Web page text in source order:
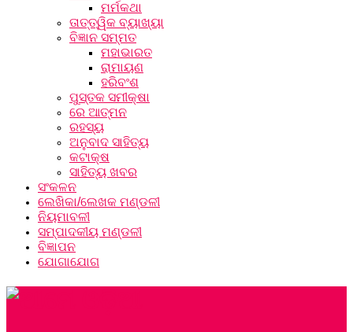
ମର୍ମକଥା
ତାତ୍ତ୍ୱିକ ବ୍ୟାଖ୍ୟା
ବିଜ୍ଞାନ ସମ୍ମତ
ମହାଭାରତ
ରାମାୟଣ
ହରିବଂଶ
ପୁସ୍ତକ ସମୀକ୍ଷା
ରେ ଆତ୍ମନ
ରହସ୍ୟ
ଅନୁବାଦ ସାହିତ୍ୟ
କଟାକ୍ଷ
ସାହିତ୍ୟ ଖବର
ସଂକଳନ
ଲେଖିକା/ଲେଖକ ମଣ୍ଡଳୀ
ନିୟମାବଳୀ
ସମ୍ପାଦକୀୟ ମଣ୍ଡଳୀ
ବିଜ୍ଞାପନ
ଯୋଗାଯୋଗ